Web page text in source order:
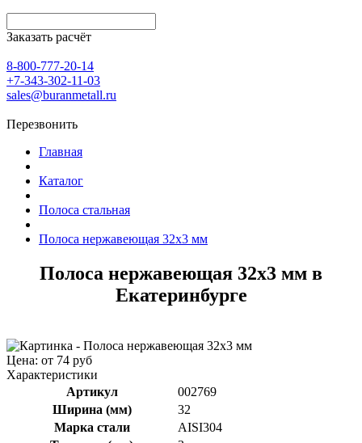
Заказать расчёт
8-800-777-20-14
+7-343-302-11-03
sales@buranmetall.ru
Перезвонить
Главная
Каталог
Полоса стальная
Полоса нержавеющая 32x3 мм
Полоса нержавеющая 32x3 мм в
Екатеринбурге
Цена: от 74 руб
Характеристики
Артикул
002769
Ширина (мм)
32
Марка стали
AISI304